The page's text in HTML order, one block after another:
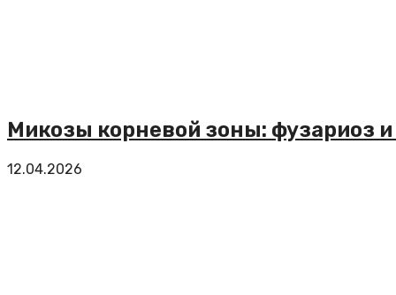
Микозы корневой зоны: фузариоз
12.04.2026